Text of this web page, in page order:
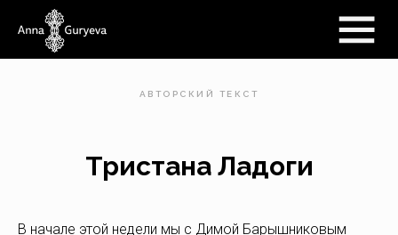
АВТОРСКИЙ ТЕКСТ
Тристана Ладоги
В начале этой недели мы с Димой Барышниковым